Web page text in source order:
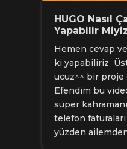
HUGO Nasıl
Yapabilir
Hemen cevap
ki yapabiliriz
ucuz^^ bir proje
Efendim bu
süper
telefon
yüzden